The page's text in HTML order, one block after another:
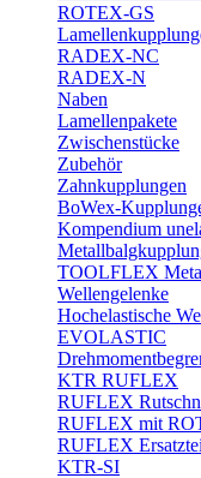
ROTEX-GS
RADEX-NC
RADEX-N
Naben
Lamellenpakete
Zwischenstücke
Zubehör
Zahnkupplungen
BoWex-
Kompendium
TOOLFLEX
Wellengelenke
Hochelastische
EVOLASTIC
KTR RUFLEX
RUFLEX
RUFLEX mit
RUFLEX
KTR-SI